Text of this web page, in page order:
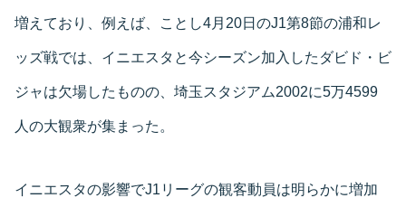
増えており、例えば、ことし4月20日のJ1第8節の浦和レ
ッズ戦では、イニエスタと今シーズン加入したダビド・ビ
ジャは欠場したものの、埼玉スタジアム2002に5万4599
人の大観衆が集まった。
イニエスタの影響でJ1リーグの観客動員は明らかに増加